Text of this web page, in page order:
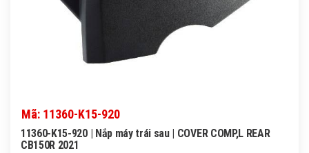
Mã: 11360-K15-920
11360-K15-920 | Nắp máy trái sau | COVER COMP,L REAR
CB150R 2021